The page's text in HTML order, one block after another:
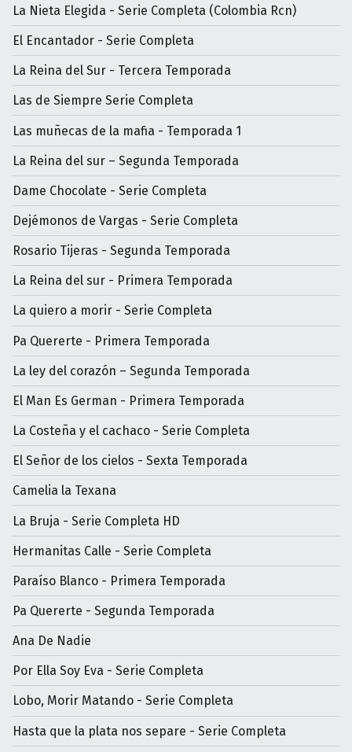
La Nieta Elegida - Serie Completa (Colombia Rcn)
El Encantador - Serie Completa
La Reina del Sur - Tercera Temporada
Las de Siempre Serie Completa
Las muñecas de la mafia - Temporada 1
La Reina del sur – Segunda Temporada
Dame Chocolate - Serie Completa
Dejémonos de Vargas - Serie Completa
Rosario Tijeras - Segunda Temporada
La Reina del sur - Primera Temporada
La quiero a morir - Serie Completa
Pa Quererte - Primera Temporada
La ley del corazón – Segunda Temporada
El Man Es German - Primera Temporada
La Costeña y el cachaco - Serie Completa
El Señor de los cielos - Sexta Temporada
Camelia la Texana
La Bruja - Serie Completa HD
Hermanitas Calle - Serie Completa
Paraíso Blanco - Primera Temporada
Pa Quererte - Segunda Temporada
Ana De Nadie
Por Ella Soy Eva - Serie Completa
Lobo, Morir Matando - Serie Completa
Hasta que la plata nos separe - Serie Completa